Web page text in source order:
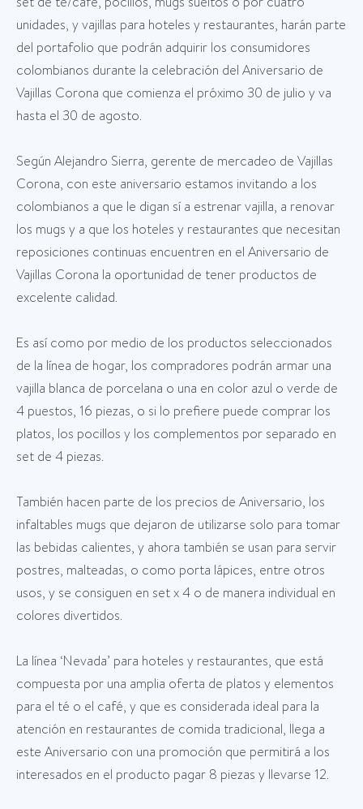
unidades, y vajillas para hoteles y restaurantes, harán parte
del portafolio que podrán adquirir los consumidores
colombianos durante la celebración del Aniversario de
Vajillas Corona que comienza el próximo 30 de julio y va
hasta el 30 de agosto.
Según Alejandro Sierra, gerente de mercadeo de Vajillas
Corona, con este aniversario estamos invitando a los
colombianos a que le digan sí a estrenar vajilla, a renovar
los mugs y a que los hoteles y restaurantes que necesitan
reposiciones continuas encuentren en el Aniversario de
Vajillas Corona la oportunidad de tener productos de
excelente calidad.
Es así como por medio de los productos seleccionados
de la línea de hogar, los compradores podrán armar una
vajilla blanca de porcelana o una en color azul o verde de
4 puestos, 16 piezas, o si lo prefiere puede comprar los
platos, los pocillos y los complementos por separado en
set de 4 piezas.
También hacen parte de los precios de Aniversario, los
infaltables mugs que dejaron de utilizarse solo para tomar
las bebidas calientes, y ahora también se usan para servir
postres, malteadas, o como porta lápices, entre otros
usos, y se consiguen en set x 4 o de manera individual en
colores divertidos.
La línea ‘Nevada’ para hoteles y restaurantes, que está
compuesta por una amplia oferta de platos y elementos
para el té o el café, y que es considerada ideal para la
atención en restaurantes de comida tradicional, llega a
este Aniversario con una promoción que permitirá a los
interesados en el producto pagar 8 piezas y llevarse 12.